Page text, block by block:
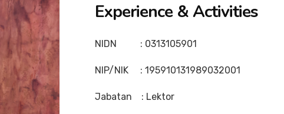
Experience & Activities
NIDN : 0313105901
NIP/NIK : 195910131989032001
Jabatan : Lektor